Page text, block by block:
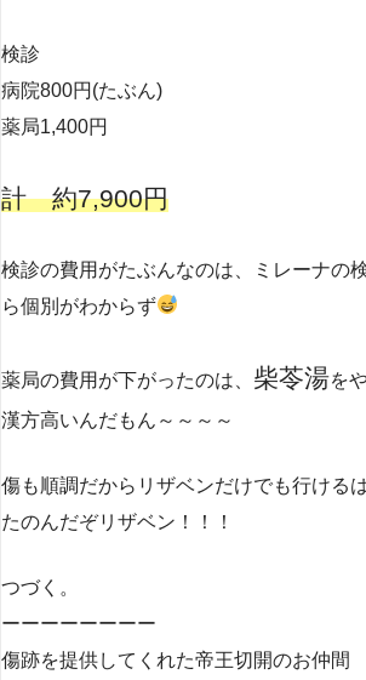
検診
病院800円(たぶん)
薬局1,400円
計 約7,900円
検診の費用がたぶんなのは、ミレーナの
ら個別がわからず
薬局の費用が下がったのは、 柴苓湯を
漢方高いんだもん～～～～
傷も順調だからリザベンだけでも行けるは
たのんだぞリザベン！！！
つづく。
ーーーーーーーー
傷跡を提供してくれた帝王切開のお仲間